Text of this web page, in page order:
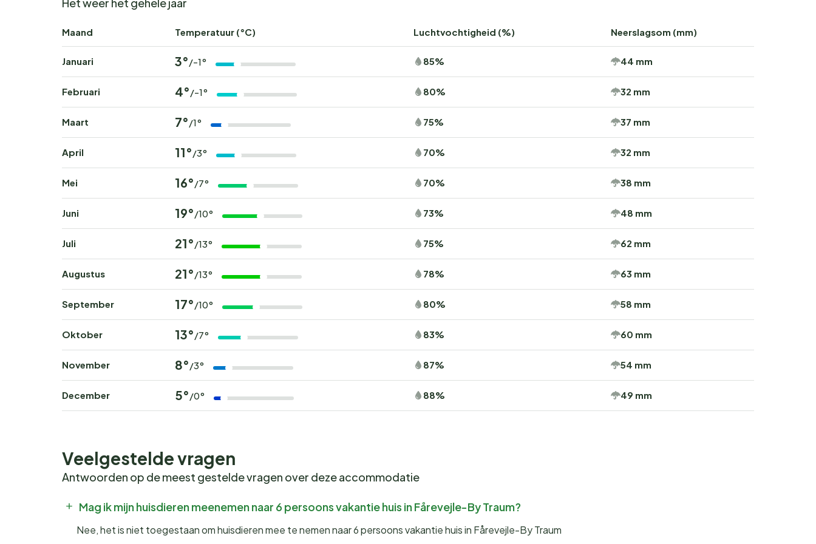
Maand Temperatuur (°C) Luchtvochtigheid (%) Neerslagsom (mm)
Januari 3° /-1° 85% 44 mm
Februari 4° /-1° 80% 32 mm
Maart 7° /1° 75% 37 mm
April 11° /3° 70% 32 mm
Mei 16° /7° 70% 38 mm
Juni 19° /10° 73% 48 mm
Juli 21° /13° 75% 62 mm
Augustus 21° /13° 78% 63 mm
September 17° /10° 80% 58 mm
Oktober 13° /7° 83% 60 mm
November 8° /3° 87% 54 mm
December 5° /0° 88% 49 mm
Veelgestelde vragen
Antwoorden op de meest gestelde vragen over deze accommodatie
Mag ik mijn huisdieren meenemen naar 6 persoons vakantie huis in Fårevejle-By Traum?
Nee, het is niet toegestaan om huisdieren mee te nemen naar 6 persoons vakantie huis in Fårevejle-By Traum